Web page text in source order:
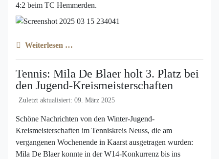
4:2 beim TC Hemmerden.
Weiterlesen …
Tennis: Mila De Blaer holt 3. Platz bei
den Jugend-Kreismeisterschaften
Zuletzt aktualisiert: 09. März 2025
Schöne Nachrichten von den Winter-Jugend-
Kreismeisterschaften im Tenniskreis Neuss, die am
vergangenen Wochenende in Kaarst ausgetragen wurden:
Mila De Blaer konnte in der W14-Konkurrenz bis ins